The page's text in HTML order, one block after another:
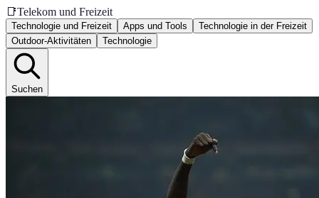
📑Telekom und Freizeit
Technologie und Freizeit Apps und Tools
Technologie in der Freizeit
Outdoor-Aktivitäten
Technologie
Suchen